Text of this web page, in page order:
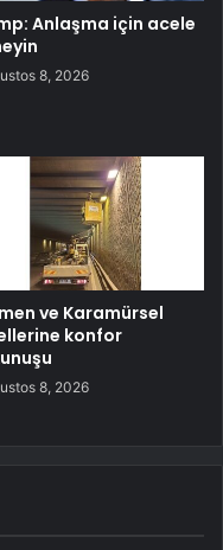
Anlaşma için acele
8, 2026
ve Karamürsel
konfor
8, 2026